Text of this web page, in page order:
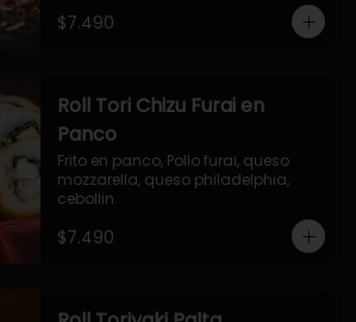
$7.490
Roll Tori Chizu Furai en
Panco
Frito en panco, Pollo furai, queso
mozzarella, queso philadelphia,
cebollin.
$7.490